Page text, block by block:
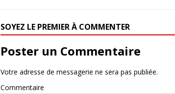
SOYEZ LE PREMIER À COMMENTER
Poster un Commentaire
Votre adresse de messagerie ne sera pas publiée.
Commentaire